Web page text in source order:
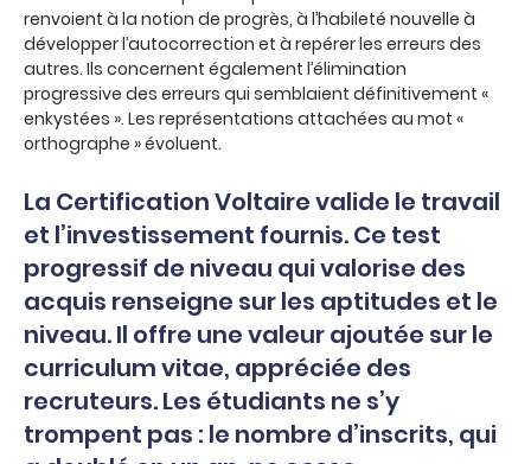
renvoient à la notion de progrès, à l’habileté nouvelle à
développer l’autocorrection et à repérer les erreurs des
autres. Ils concernent également l’élimination
progressive des erreurs qui semblaient définitivement «
enkystées ». Les représentations attachées au mot «
orthographe » évoluent.
La Certification Voltairevalide le travail
et l’investissement fournis. Ce test
progressif de niveau qui valorise des
acquis renseigne sur les aptitudes et le
niveau. Il offre une valeur ajoutée sur le
curriculum vitae, appréciée des
recruteurs. Les étudiants ne s’y
trompent pas : le nombre d’inscrits, qui